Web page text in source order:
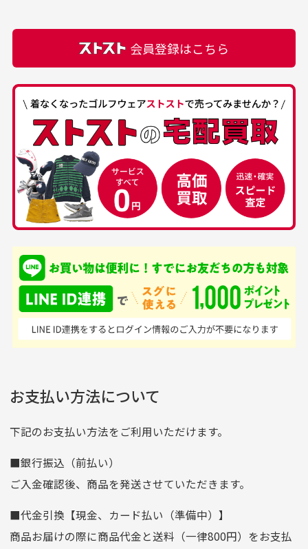
30代男性
中古ゴルフウェアの
品揃えがすごい
て、ここまでゴルフブラ
ンドの取り扱いがあるの
はすごい。 毎日たくさ
んの商品がアップされて
いるので新作チェックす
50代男性
安心して中古ウェア
を買えるお店です
ており商品を大切にして
いる感が伝わってきまし
た 「フロント部分に汚
れあり」と記載ありまし
[…]
カートの有効時間はありますか？
は自動的にカート内の商品が削除されますのでご注意
下さい。
お気に入り機能をご利用下さい。
ある場合もございます。
経年劣化について
当店では商品の管理には細心の注意を払っておりま
すが、経年により素材の劣化やパーツの強度低下が
生じている場合がございます。
銀行振込（前払い）
入金確認後商品発送となります。
※土曜、日曜、祝日は入金確認及び発送業務は致しておりま
せん。
尚、お振込み手数料はお客様ご負担となります。入金確認後
商品発送となります。
ご注文頂いてから7日以内をお振込み期限とさせ
りますのでご了承くださいませ。
支店名
和歌山支店
口座種別
普通
口座番号
0255557
口座名義
株式会社一条
ゆうちょ銀行
申し込まれた商品と届いた商品が異なっている場合
商品説明に記載されていない汚れやダメージがある商品
の場合
会員登録はこちら
お支払い方法について
下記のお支払い方法をご利用いただけます。
■銀行振込（前払い）
ご入金確認後、商品を発送させていただきます。
■代金引換【現金、カード払い（準備中）】
商品お届けの際に商品代金と送料（一律800円）をお支払